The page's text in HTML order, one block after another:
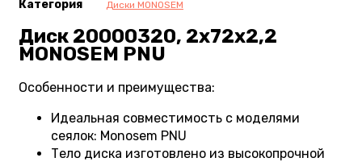
Категория Диски MONOSEM
Диск 20000320, 2х72х2,2
MONOSEM PNU
Особенности и преимущества:
Идеальная совместимость с моделями
сеялок: Monosem PNU
Тело диска изготовлено из высокопрочной